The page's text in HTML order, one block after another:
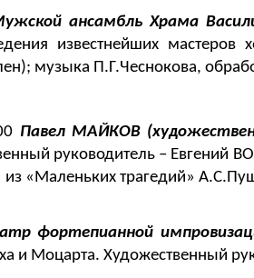
ансамбль Храма
известнейших мастеров
музыка П.Г.Чеснокова,
Павел МАЙКОВ
руководитель – Евгений
«Маленьких трагедий»
фортепианной
и Моцарта. Художественный